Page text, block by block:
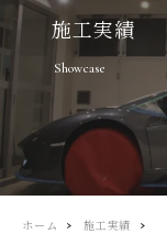
施工実績
Showcase
ホーム
施工実績